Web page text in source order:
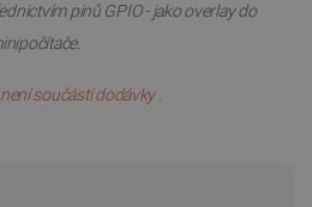
pinů GPIO - jako overlay do
součástí dodávky.